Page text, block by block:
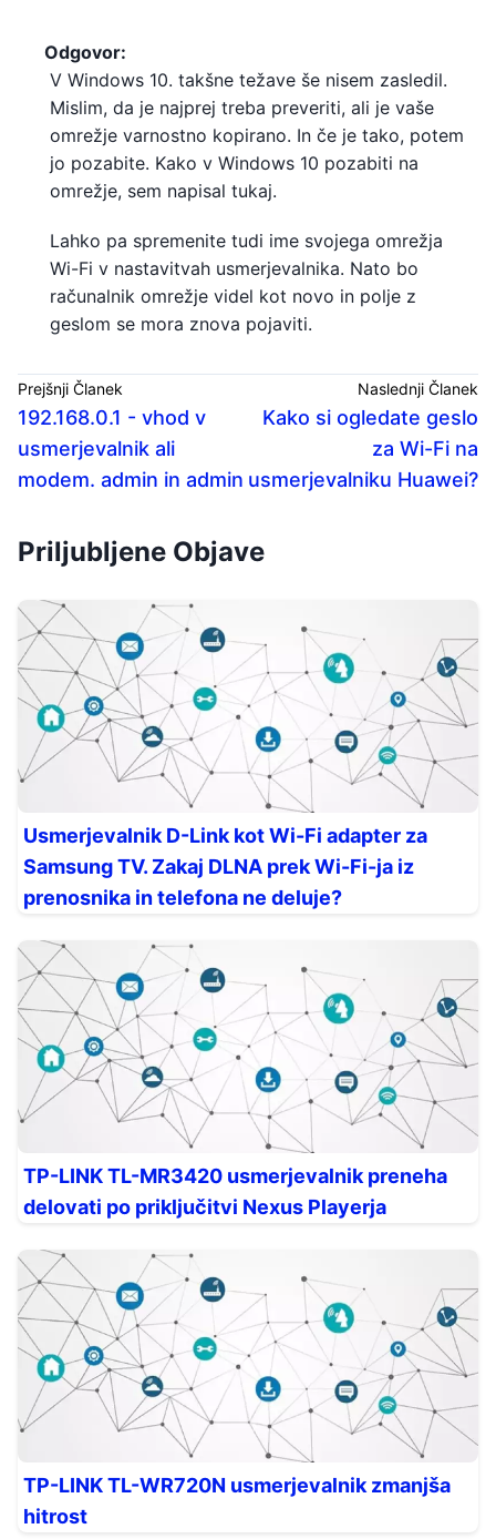
Odgovor:
V Windows 10. takšne težave še nisem zasledil.
Mislim, da je najprej treba preveriti, ali je vaše
omrežje varnostno kopirano. In če je tako, potem
jo pozabite. Kako v Windows 10 pozabiti na
omrežje, sem napisal tukaj.
Lahko pa spremenite tudi ime svojega omrežja
Wi-Fi v nastavitvah usmerjevalnika. Nato bo
računalnik omrežje videl kot novo in polje z
geslom se mora znova pojaviti.
Prejšnji Članek
192.168.0.1 - vhod v
usmerjevalnik ali
modem. admin in admin
Naslednji Članek
Kako si ogledate geslo
za Wi-Fi na
usmerjevalniku Huawei?
Priljubljene Objave
Usmerjevalnik D-Link kot Wi-Fi adapter za
Samsung TV. Zakaj DLNA prek Wi-Fi-ja iz
prenosnika in telefona ne deluje?
TP-LINK TL-MR3420 usmerjevalnik preneha
delovati po priključitvi Nexus Playerja
TP-LINK TL-WR720N usmerjevalnik zmanjša
hitrost